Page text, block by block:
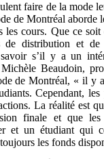
faire de la mode
de Montréal aborde
les cours. Que ce soit
de distribution et
s’il y a un
Beaudoin,
de Montréal, « il y
Cependant,
La réalité est
finale et que les
et un étudiant qui
les fonds